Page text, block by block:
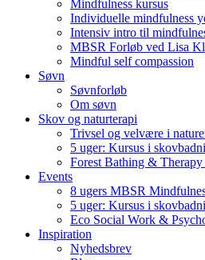
Mindfulness kursus
Individuelle mindfulness
Intensiv intro til
MBSR Forløb ved Lisa
Mindful self compassion
Søvn
Søvnforløb
Om søvn
Skov og naturterapi
Trivsel og velvære i
5 uger: Kursus i
Forest Bathing &
Events
8 ugers MBSR
5 uger: Kursus i
Eco Social Work &
Inspiration
Nyhedsbrev